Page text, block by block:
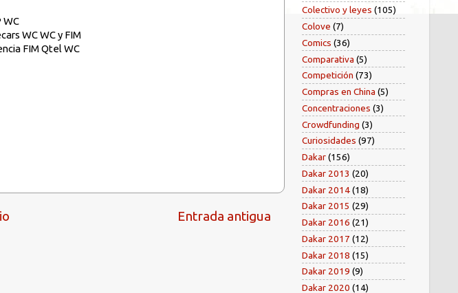
WC
WC WC y FIM
FIM Qtel WC
Entrada antigua
Colectivo y leyes (105)
Colove (7)
Comics (36)
Comparativa (5)
Competición (73)
Compras en China (5)
Concentraciones (3)
Crowdfunding (3)
Curiosidades (97)
Dakar(156)
Dakar 2013 (20)
Dakar 2014(18)
Dakar 2015 (29)
Dakar 2016 (21)
Dakar 2017 (12)
Dakar 2018 (15)
Dakar 2019 (9)
Dakar 2020 (14)